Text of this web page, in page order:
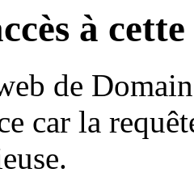
à
de
car la